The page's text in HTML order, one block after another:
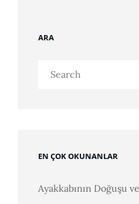
ARA
EN ÇOK OKUNANLAR
Ayakkabının Doğuşu